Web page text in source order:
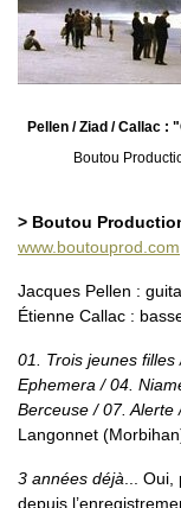
Pellen / Ziad / Callac :
Boutou
> Boutou
www.boutouprod.com
Jacques Pellen :
Étienne Callac :
01. Trois jeunes filles
Ephemera / 04.
Berceuse / 07. Alerte
Langonnet
3 années déjà ...
depuis